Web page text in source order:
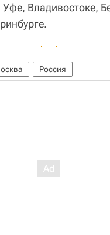
Владивостоке,
Россия